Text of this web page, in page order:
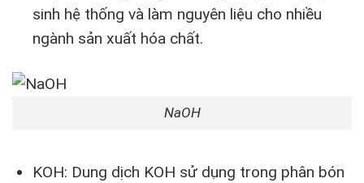
sinh hệ thống và làm nguyên liệu cho nhiều
ngành sản xuất hóa chất.
NaOH
KOH: Dung dịch KOH sử dụng trong phân bón